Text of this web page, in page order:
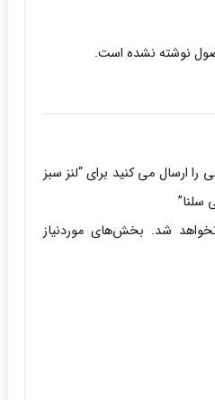
نوشته نشده است.
را ارسال می کنید برای “لنز سبز
شد. بخش‌های موردنیاز